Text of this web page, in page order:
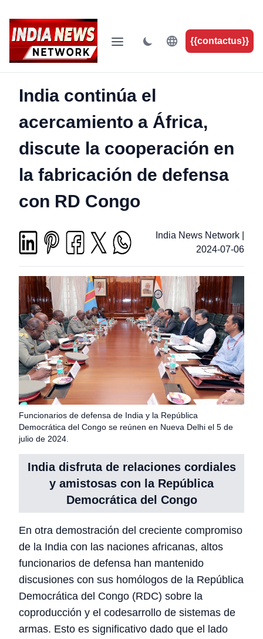
{{contactus}}
India continúa el
acercamiento a África,
discute la cooperación en
la fabricación de defensa
con RD Congo
India News Network
2024-07-06
Funcionarios de defensa de India y la República
Democrática del Congo se reúnen en Nueva Delhi el 5 de
julio de 2024.
India disfruta de relaciones cordiales
y amistosas con la República
Democrática del Congo
En otra demostración del creciente compromiso
de la India con las naciones africanas, altos
funcionarios de defensa han mantenido
discusiones con sus homólogos de la República
Democrática del Congo (RDC) sobre la
coproducción y el codesarrollo de sistemas de
armas. Esto es significativo dado que el lado